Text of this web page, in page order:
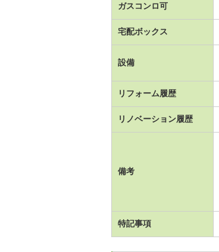
ガスコンロ可
宅配ボックス
設備
リフォーム履歴
リノベーション履歴
備考
特記事項